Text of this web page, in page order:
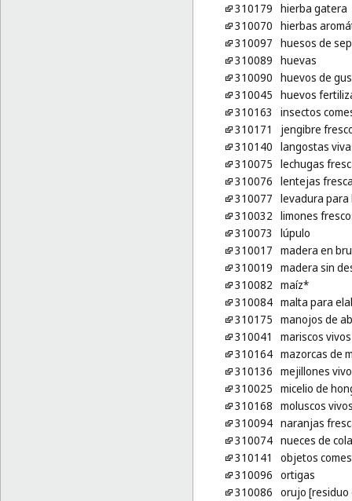
310179 hierba gatera
310070 hierbas
310097 huesos de
310089 huevas
310090 huevos de
310045 huevos
310163
insectos
310171
jengibre
310140 langostas
310075 lechugas
310076 lentejas
310077 levadura para
310032 limones
310073
lúpulo
310017 madera en
310019 madera sin
310082 maíz*
310084 malta para
310175 manojos de
310041
mariscos vivos
310164 mazorcas de
310136 mejillones
310025 micelio de
310168 moluscos
310094 naranjas
310074 nueces de cola
310141
objetos
310096 ortigas
310086 orujo